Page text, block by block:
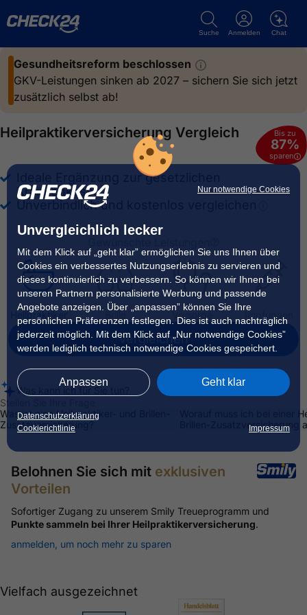
Nur notwendige Cookies
Unvergleichlich lecker
Mit dem Klick auf „geht klar” ermöglichen Sie uns Ihnen über
Cookies ein verbessertes Nutzungserlebnis zu servieren und
dieses kontinuierlich zu verbessern. So können wir Ihnen bei
unseren Partnern personalisierte Werbung und passende
Angebote anzeigen. Über „anpassen” können Sie Ihre
persönlichen Präferenzen festlegen. Dies ist auch nachträglich
jederzeit möglich. Mit dem Klick auf „Nur notwendige Cookies”
werden lediglich technisch notwendige Cookies gespeichert.
Anpassen Geht klar
Datenschutzerklärung
Cookierichtlinie
Impressum
Anmelden Chat
Suche
Gesundheitsreform beschlossen
GKV-Leistungen sinken ab 2027 – sichern Sie sich jetzt
zusätzlich selbst ab!
Heilpraktiker­versicherung Vergleich Bis zu
87%
sparen
Ideale Ergänzung zur gesetzlichen
Krankenkasse
Unverbindlich und kostenlos
Heil­praktiker Vor­sorge Impfungen
vergleichen
Was kann ich für Sie tun?
Stellen Sie Ihre Frage
Was ist eine Heilpraktiker- und Brillen-
Zusatzversicherung?
Worauf muss ich bei einer
Brillen-Zusatzversicherung
Belohnen Sie sich mit exklusiven
Vorteilen
Sofortiger Zugang zu unserem Smily Treueprogramm und
Punkte sammeln bei Ihrer Heilpraktikerversicherung.
anmelden, um noch mehr zu sparen
Vielfach ausgezeichnet